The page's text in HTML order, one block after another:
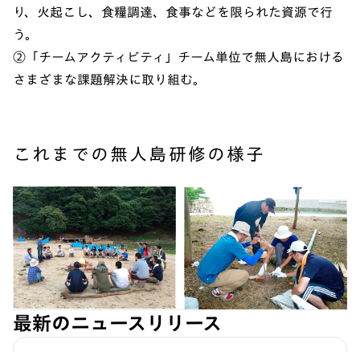
り、火起こし、食糧調達、食事などを限られた資源で行
う。
②「チームアクティビティ」チーム単位で無人島における
さまざまな課題解決に取り組む。
これまでの無人島研修の様子
最新のニュースリリース